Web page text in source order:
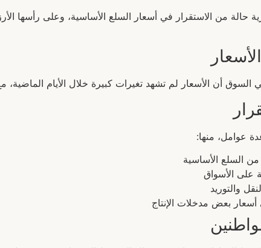
حالة من الاستقرار في أسعار السلع الأساسية، وعلى رأسها
السوق أن الأسعار لم تشهد تغيرات كبيرة خلال الأيام
عوامل، منها:
السلع الأساسية
على الأسواق
والتوريد
بعض مدخلات الإنتاج